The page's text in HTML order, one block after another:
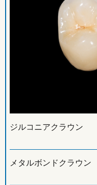
ジルコニアクラウン
メタルボンドクラウン